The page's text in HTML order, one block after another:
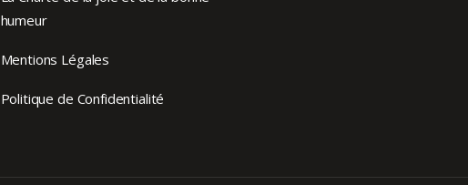
humeur
Mentions Légales
Politique de Confidentialité